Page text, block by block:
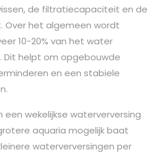
de filtratiecapaciteit en de
Over het algemeen wordt
10-20% van het water
Dit helpt om opgebouwde
en een stabiele
een wekelijkse waterverversing
aquaria mogelijk baat
waterverversingen per